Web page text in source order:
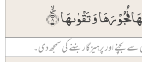
فُجُوۡرَہَا وَ تَقۡوٰىہَا ۪ۙ﴿۸﴾
سے بچنے اور پرہیزگار بننے کی سمجھ دی۔